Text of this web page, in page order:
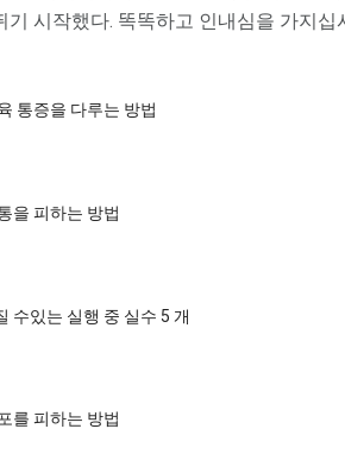
기 시작했다. 똑똑하고 인내심을 가지
통증을 다루는 방법
을 피하는 방법
수있는 실행 중 실수 5 개
를 피하는 방법